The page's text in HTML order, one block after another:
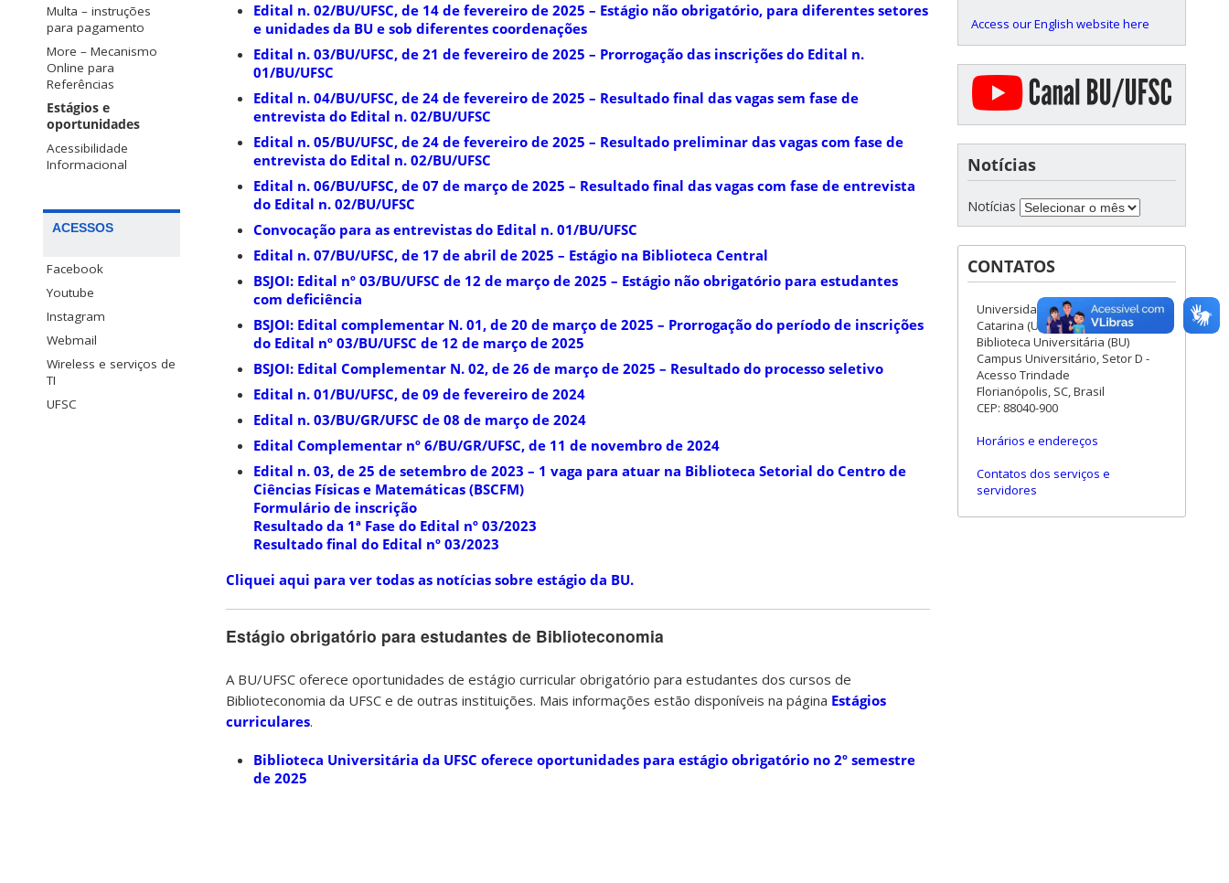
Multa – instruções
para pagamento
More – Mecanismo
Online para
Referências
Estágios e
oportunidades
Acessibilidade
Informacional
ACESSOS
Facebook
Youtube
Instagram
Webmail
Wireless e serviços de
TI
UFSC
Edital n. 02/BU/UFSC, de 14 de fevereiro de 2025 – Estágio não obrigatório, para diferentes setores
e unidades da BU e sob diferentes coordenações
Edital n. 03/BU/UFSC, de 21 de fevereiro de 2025 – Prorrogação das inscrições do Edital n.
01/BU/UFSC
Edital n. 04/BU/UFSC, de 24 de fevereiro de 2025 – Resultado final das vagas sem fase de
entrevista do Edital n. 02/BU/UFSC
Edital n. 05/BU/UFSC, de 24 de fevereiro de 2025 – Resultado preliminar das vagas com fase de
entrevista do Edital n. 02/BU/UFSC
Edital n. 06/BU/UFSC, de 07 de março de 2025 – Resultado final das vagas com fase de entrevista
do Edital n. 02/BU/UFSC
Convocação para as entrevistas do Edital n. 01/BU/UFSC
Edital n. 07/BU/UFSC, de 17 de abril de 2025 – Estágio na Biblioteca Central
BSJOI: Edital nº 03/BU/UFSC de 12 de março de 2025 – Estágio não obrigatório para estudantes
com deficiência
BSJOI: Edital complementar N. 01, de 20 de março de 2025 – Prorrogação do período de inscrições
do Edital nº 03/BU/UFSC de 12 de março de 2025
BSJOI: Edital Complementar N. 02, de 26 de março de 2025 – Resultado do processo seletivo
Edital n. 01/BU/UFSC, de 09 de fevereiro de 2024
Edital n. 03/BU/GR/UFSC de 08 de março de 2024
Edital Complementar nº 6/BU/GR/UFSC, de 11 de novembro de 2024
Edital n. 03, de 25 de setembro de 2023 – 1 vaga para atuar na Biblioteca Setorial do Centro de
Ciências Físicas e Matemáticas (BSCFM)
Formulário de inscrição
Resultado da 1ª Fase do Edital nº 03/2023
Resultado final do Edital nº 03/2023
Cliquei aqui para ver todas as notícias sobre estágio da BU.
Estágio obrigatório para estudantes de Biblioteconomia
A BU/UFSC oferece oportunidades de estágio curricular obrigatório para estudantes dos cursos de
Biblioteconomia da UFSC e de outras instituições. Mais informações estão disponíveis na página Estágios
curriculares.
Biblioteca Universitária da UFSC oferece oportunidades para estágio obrigatório no 2º semestre
de 2025
Access our English website here
Notícias
Notícias
CONTATOS
Universidade Federal de Santa
Catarina (UFSC)
Biblioteca Universitária (BU)
Campus Universitário, Setor D -
Acesso Trindade
Florianópolis, SC, Brasil
CEP: 88040-900
Horários e endereços
Contatos dos serviços e
servidores